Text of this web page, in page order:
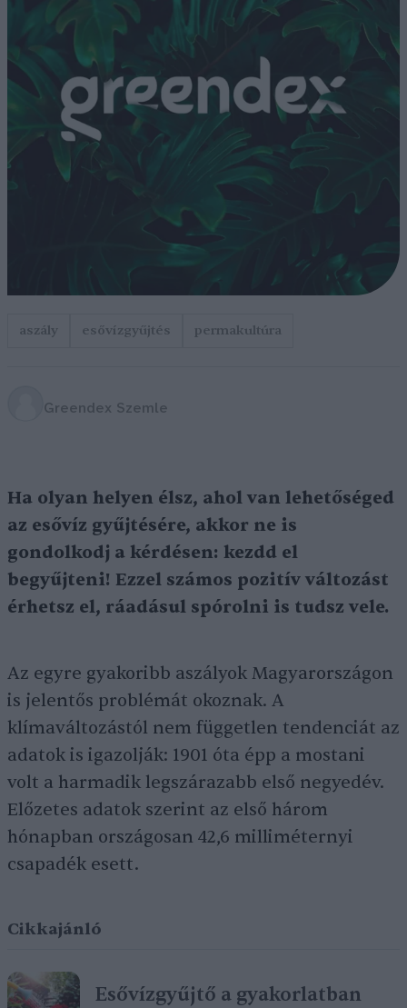
aszály esővízgyűjtés permakultúra
Greendex Szemle
Ha olyan helyen élsz, ahol van lehetőséged
az esővíz gyűjtésére, akkor ne is
gondolkodj a kérdésen: kezdd el
begyűjteni! Ezzel számos pozitív változást
érhetsz el, ráadásul spórolni is tudsz vele.
Az egyre gyakoribb aszályok Magyarországon
is jelentős problémát okoznak. A
klímaváltozástól nem független tendenciát az
adatok is igazolják: 1901 óta épp a mostani
volt a harmadik legszárazabb első negyedév.
Előzetes adatok szerint az első három
hónapban országosan 42,6 milliméternyi
csapadék esett.
Cikkajánló
Esővízgyűjtő a gyakorlatban